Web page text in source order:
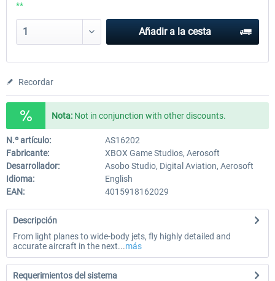
**
Añadir a la cesta
Recordar
Nota: Not in conjunction with other discounts.
N.º artículo:
AS16202
Fabricante:
XBOX Game Studios, Aerosoft
Desarrollador:
Asobo Studio, Digital Aviation, Aerosoft
Idioma:
English
EAN:
4015918162029
Descripción
From light planes to wide-body jets, fly highly detailed and
accurate aircraft in the next...más
Requerimientos del sistema